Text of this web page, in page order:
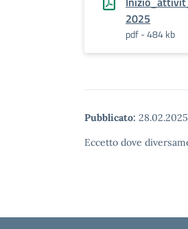
2025
pdf - 484 kb
Pubblicato: 28.02.2025
Eccetto dove